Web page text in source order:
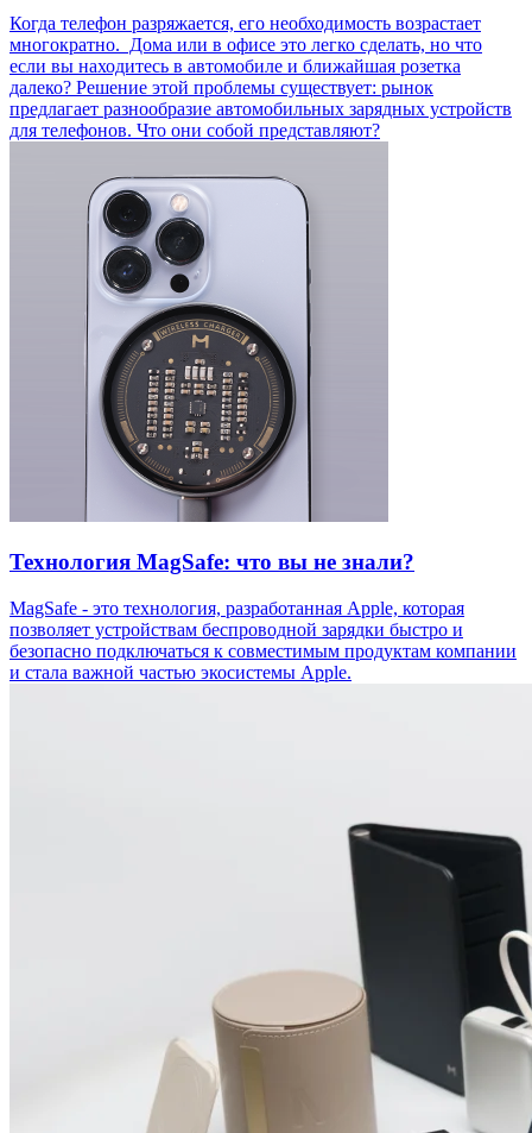
Когда телефон разряжается, его необходимость возрастает
многократно. Дома или в офисе это легко сделать, но что
если вы находитесь в автомобиле и ближайшая розетка
далеко? Решение этой проблемы существует: рынок
предлагает разнообразие автомобильных зарядных устройств
для телефонов. Что они собой представляют?
Технология MagSafe: что вы не знали?
MagSafe - это технология, разработанная Apple, которая
позволяет устройствам беспроводной зарядки быстро и
безопасно подключаться к совместимым продуктам компании
и стала важной частью экосистемы Apple.